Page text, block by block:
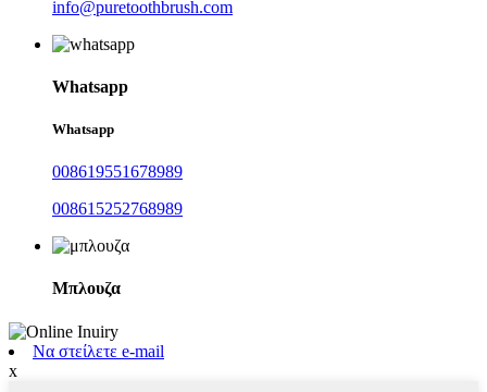
info@puretoothbrush.com
Whatsapp
Whatsapp
008619551678989
008615252768989
Μπλουζα
Να στείλετε e-mail
x